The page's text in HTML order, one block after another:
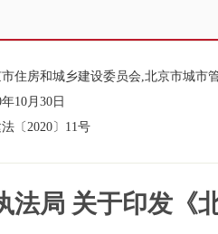
住房和城乡建设委员会,北京市城市
10月30日
〔2020〕11号
局 关于印发《